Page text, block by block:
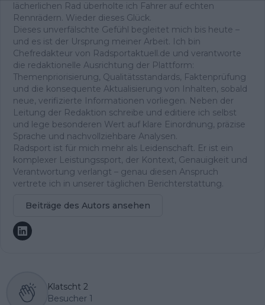
lächerlichen Rad überholte ich Fahrer auf echten
Rennrädern. Wieder dieses Glück.
Dieses unverfälschte Gefühl begleitet mich bis heute –
und es ist der Ursprung meiner Arbeit. Ich bin
Chefredakteur von Radsportaktuell.de und verantworte
die redaktionelle Ausrichtung der Plattform:
Themenpriorisierung, Qualitätsstandards, Faktenprüfung
und die konsequente Aktualisierung von Inhalten, sobald
neue, verifizierte Informationen vorliegen. Neben der
Leitung der Redaktion schreibe und editiere ich selbst
und lege besonderen Wert auf klare Einordnung, präzise
Sprache und nachvollziehbare Analysen.
Radsport ist für mich mehr als Leidenschaft. Er ist ein
komplexer Leistungssport, der Kontext, Genauigkeit und
Verantwortung verlangt – genau diesen Anspruch
vertrete ich in unserer täglichen Berichterstattung.
Beiträge des Autors ansehen
Klatscht 2
Besucher 1